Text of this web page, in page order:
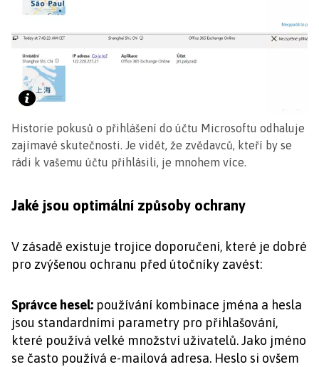
Historie pokusů o přihlášení do účtu Microsoftu odhaluje
zajímavé skutečnosti. Je vidět, že zvědavců, kteří by se
rádi k vašemu účtu přihlásili, je mnohem více.
Jaké jsou optimální způsoby ochrany
V zásadě existuje trojice doporučení, které je dobré
pro zvýšenou ochranu před útočníky zavést:
Správce hesel: používání kombinace jména a hesla
jsou standardními parametry pro přihlašování,
které používá velké množství uživatelů. Jako jméno
se často používá e-mailová adresa. Heslo si ovšem